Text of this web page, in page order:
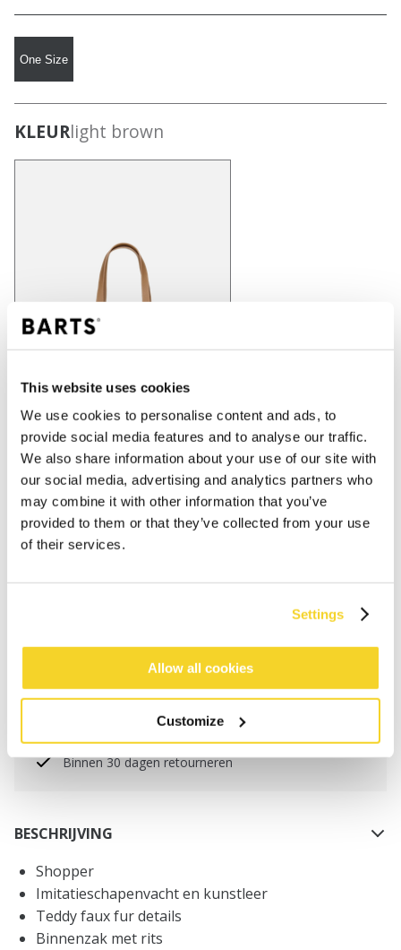
This website uses cookies
We use cookies to personalise content and ads, to
provide social media features and to analyse our traffic.
We also share information about your use of our site with
our social media, advertising and analytics partners who
may combine it with other information that you’ve
provided to them or that they’ve collected from your use
of their services.
Settings
Allow all cookies
Customize
One Size
KLEURlight brown
Bestellingen die op werkdagen vóór 12:00 uur
worden geplaatst, worden dezelfde dag verzonden
Gratis verzending voor orders boven € 50,- binnen
Binnen 30 dagen retourneren
BESCHRIJVING
Shopper
Imitatieschapenvacht en kunstleer
Teddy faux fur details
Binnenzak met rits